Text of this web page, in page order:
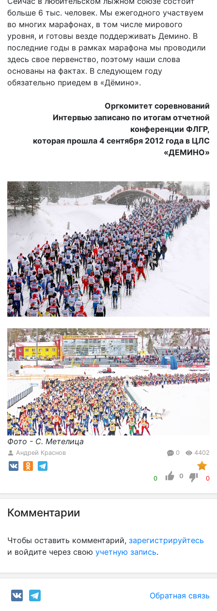
больше 6 тыс. человек. Мы ежегодного участвуем
во многих марафонах, в том числе мирового
уровня, и готовы везде поддерживать Демино. В
последние годы в рамках марафона мы проводили
здесь свое первенство, поэтому наши слова
основаны на фактах. В следующем году
обязательно приедем в «Дёмино».
Оргкомитет соревнований
Интервью записано по итогам отчетной
конференции ФЛГР,
которая прошла 4 сентября 2012 года в ЦЛС
«ДЕМИНО»
Фото - С. Метелица
Андрей Краснов 0 4402
0 0 0
Комментарии
Чтобы оставить комментарий, зарегистрируйтесь
и войдите через свою учетную запись.
Обратная связь